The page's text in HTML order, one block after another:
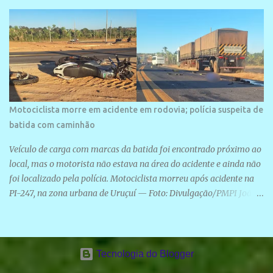
Motociclista morre em acidente em rodovia; polícia suspeita de
batida com caminhão
Veículo de carga com marcas da batida foi encontrado próximo ao
local, mas o motorista não estava na área do acidente e ainda não
foi localizado pela polícia. Motociclista morreu após acidente na
PI-247, na zona urbana de Uruçuí — Foto: Divulgação/PMPI João
A Polícia Militar informou que um caminhão com marcas de
colisão foi encontrado próximo ao local. Segundo o 10º Batalhão
Tecnologia do Blogger